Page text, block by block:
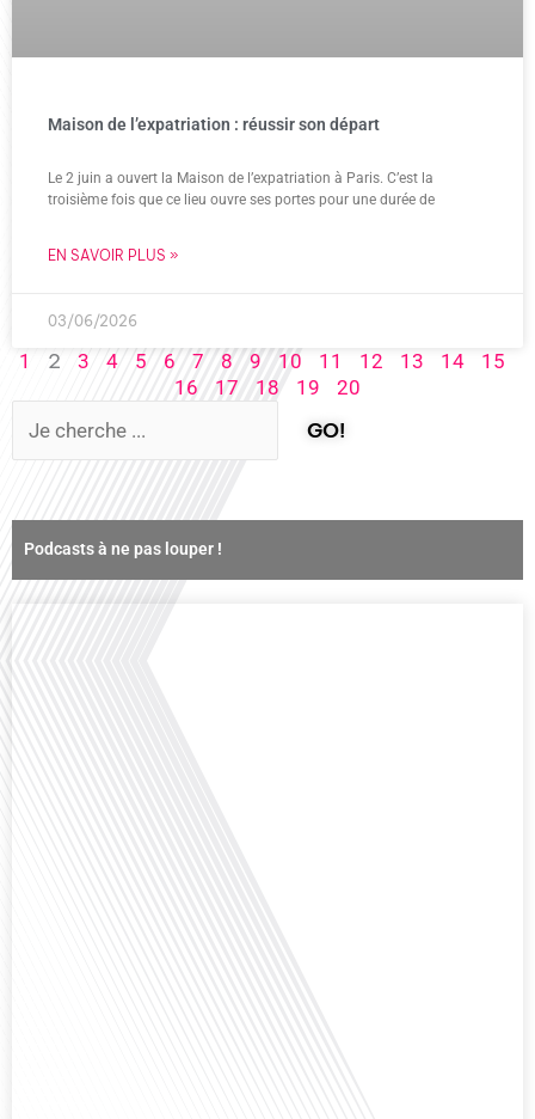
Maison de l’expatriation : réussir son départ
Le 2 juin a ouvert la Maison de l’expatriation à Paris. C’est la
troisième fois que ce lieu ouvre ses portes pour une durée de
EN SAVOIR PLUS »
03/06/2026
1 2 3 4 5 6 7 8 9 10 11 12 13 14
15
16
17 18 19 20
GO!
Podcasts à ne pas louper !